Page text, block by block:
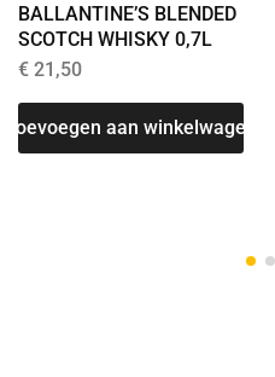
BALLANTINE’S BLENDED
SCOTCH WHISKY 0,7L
€ 21,50
Toevoegen aan winkelwagen